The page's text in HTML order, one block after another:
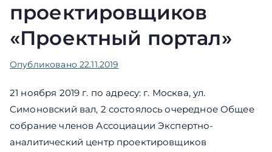
проектировщиков
«Проектный портал»
Опубликовано 22.11.2019
21 ноября 2019 г. по адресу: г. Москва, ул.
Симоновский вал, 2 состоялось очередное Общее
собрание членов Ассоциации Экспертно-
аналитический центр проектировщиков